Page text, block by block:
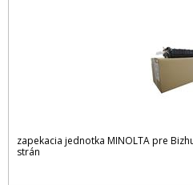
zapekacia jednotka MINOLTA pre
strán